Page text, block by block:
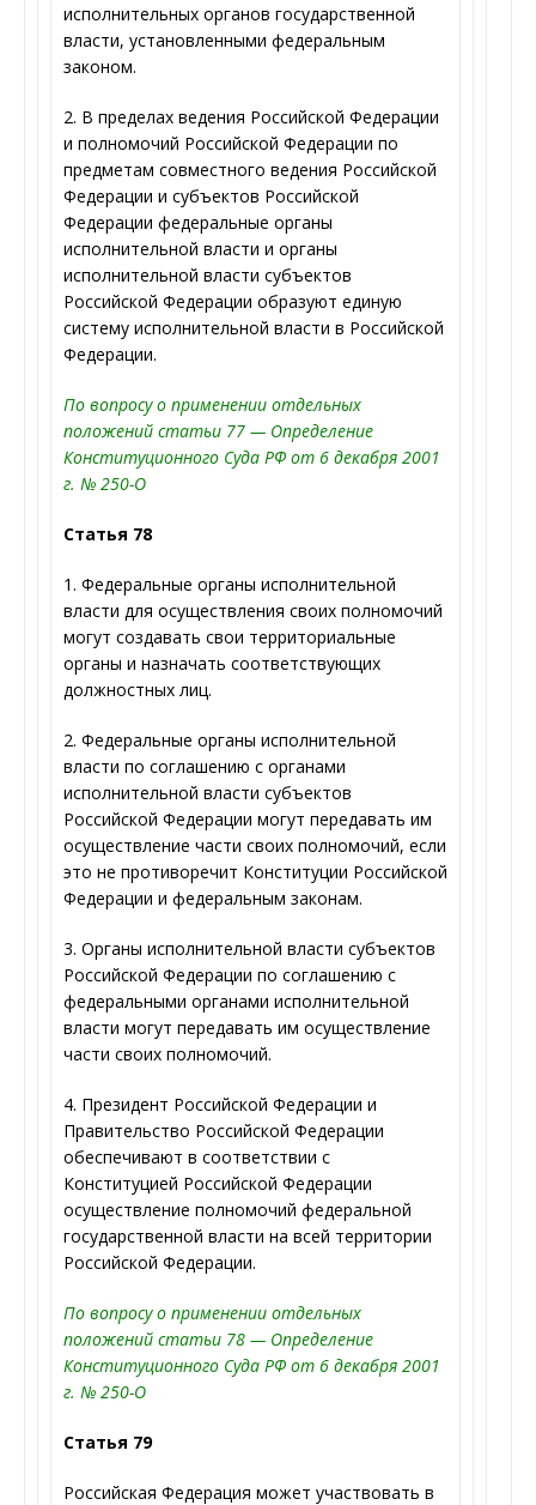
исполнительных органов государственной
власти, установленными федеральным
законом.
2. В пределах ведения Российской Федерации
и полномочий Российской Федерации по
предметам совместного ведения Российской
Федерации и субъектов Российской
Федерации федеральные органы
исполнительной власти и органы
исполнительной власти субъектов
Российской Федерации образуют единую
систему исполнительной власти в Российской
Федерации.
По вопросу о применении отдельных
положений статьи 77 — Определение
Конституционного Суда РФ от 6 декабря 2001
г. № 250-О
Статья 78
1. Федеральные органы исполнительной
власти для осуществления своих полномочий
могут создавать свои территориальные
органы и назначать соответствующих
должностных лиц.
2. Федеральные органы исполнительной
власти по соглашению с органами
исполнительной власти субъектов
Российской Федерации могут передавать им
осуществление части своих полномочий, если
это не противоречит Конституции Российской
Федерации и федеральным законам.
3. Органы исполнительной власти субъектов
Российской Федерации по соглашению с
федеральными органами исполнительной
власти могут передавать им осуществление
части своих полномочий.
4. Президент Российской Федерации и
Правительство Российской Федерации
обеспечивают в соответствии с
Конституцией Российской Федерации
осуществление полномочий федеральной
государственной власти на всей территории
Российской Федерации.
По вопросу о применении отдельных
положений статьи 78 — Определение
Конституционного Суда РФ от 6 декабря 2001
г. № 250-О
Статья 79
Российская Федерация может участвовать в